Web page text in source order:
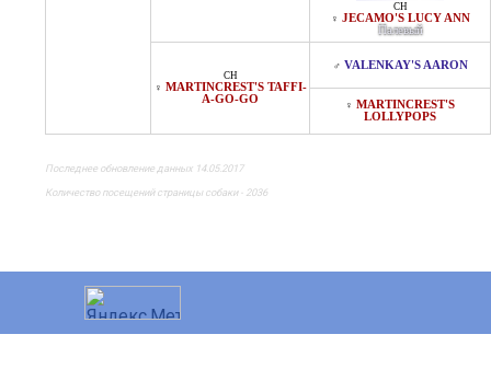
CH
♀ JECAMO'S LUCY ANN
Палевый
CH
♀ MARTINCREST'S TAFFI-
A-GO-GO
♂ VALENKAY'S AARON
♀ MARTINCREST'S
LOLLYPOPS
Последнее обновление данных 14.05.2017
Количество посещений страницы собаки - 2036